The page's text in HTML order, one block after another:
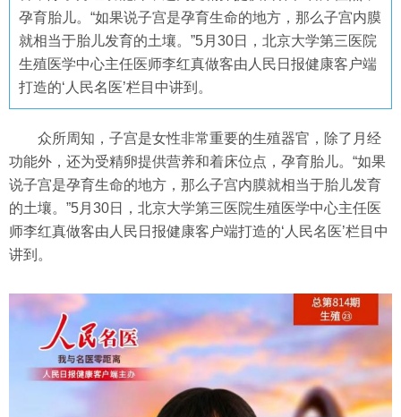
孕育胎儿。“如果说子宫是孕育生命的地方，那么子宫内膜
就相当于胎儿发育的土壤。”5月30日，北京大学第三医院
生殖医学中心主任医师李红真做客由人民日报健康客户端
打造的‘人民名医’栏目中讲到。
众所周知，子宫是女性非常重要的生殖器官，除了月经
功能外，还为受精卵提供营养和着床位点，孕育胎儿。“如果
说子宫是孕育生命的地方，那么子宫内膜就相当于胎儿发育
的土壤。”5月30日，北京大学第三医院生殖医学中心主任医
师李红真做客由人民日报健康客户端打造的‘人民名医’栏目中
讲到。